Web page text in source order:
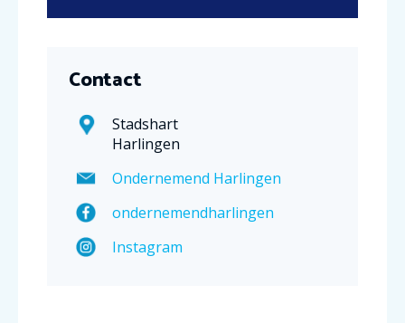
Contact
Stadshart
Harlingen
Ondernemend Harlingen
ondernemendharlingen
Instagram